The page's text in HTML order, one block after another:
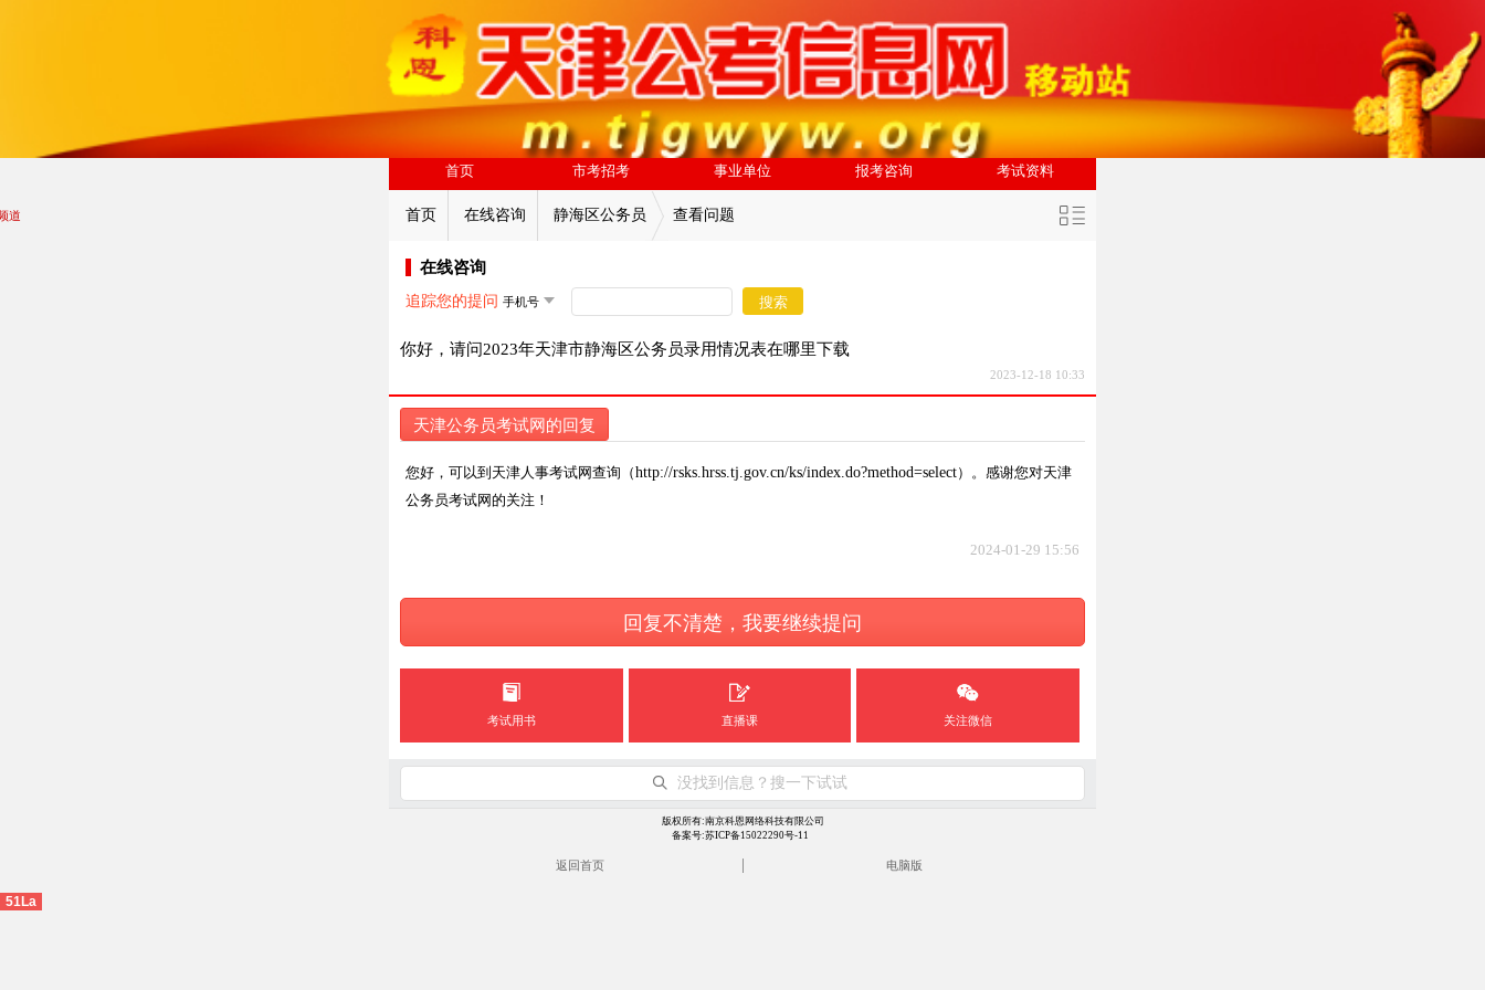
首页 市考招考 事业单位 报考咨询 考试资料
首页 在线咨询 静海区公务员 查看问题
道
在线咨询
追踪您的提问 搜索
你好，请问2023年天津市静海区公务员录用情况表在哪里下载
2023-12-18 10:33
天津公务员考试网的回复
您好，可以到天津人事考试网查询（http://rsks.hrss.tj.gov.cn/ks/index.do?method=select）。感谢您对天津
公务员考试网的关注！
2024-01-29 15:56
回复不清楚，我要继续提问
考试用书 直播课 关注微信
没找到信息？搜一下试试
版权所有:南京科恩网络科技有限公司
备案号:苏ICP备15022290号-11
返回首页 电脑版
51La